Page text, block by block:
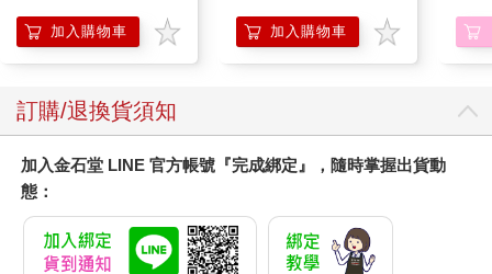
調理頭皮洗髮液/0矽靈
滋潤洗頭髮水/一般髮
加入購物車
兔兔 Chiikawa
加入購物車
訂購/退換貨須知
加入金石堂 LINE 官方帳號『完成綁定』，隨時掌握出貨動
態：